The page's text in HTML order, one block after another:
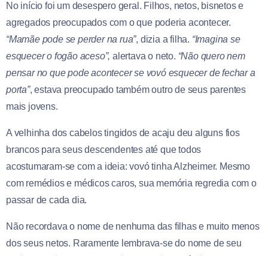
No início foi um desespero geral. Filhos, netos, bisnetos e
agregados preocupados com o que poderia acontecer.
“Mamãe pode se perder na rua”, dizia a filha. “Imagina se
esquecer o fogão aceso”, alertava o neto. “Não quero nem
pensar no que pode acontecer se vovó esquecer de fechar a
porta”, estava preocupado também outro de seus parentes
mais jovens.
A velhinha dos cabelos tingidos de acaju deu alguns fios
brancos para seus descendentes até que todos
acostumaram-se com a ideia: vovó tinha Alzheimer. Mesmo
com remédios e médicos caros, sua memória regredia com o
passar de cada dia.
Não recordava o nome de nenhuma das filhas e muito menos
dos seus netos. Raramente lembrava-se do nome de seu